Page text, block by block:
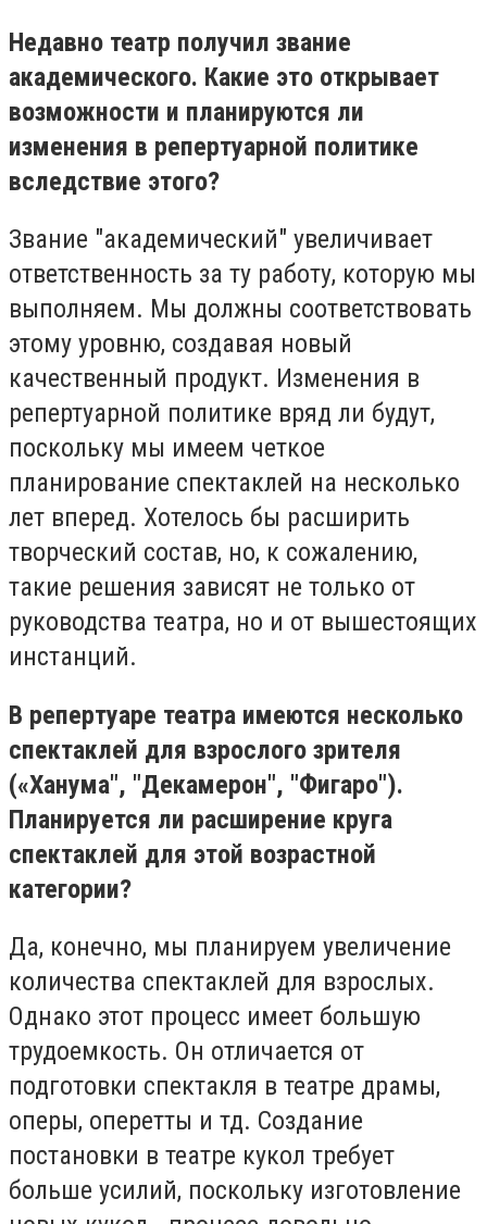
Недавно театр получил звание
академического. Какие это открывает
возможности и планируются ли
изменения в репертуарной политике
вследствие этого?
Звание "академический" увеличивает
ответственность за ту работу, которую мы
выполняем. Мы должны соответствовать
этому уровню, создавая новый
качественный продукт. Изменения в
репертуарной политике вряд ли будут,
поскольку мы имеем четкое
планирование спектаклей на несколько
лет вперед. Хотелось бы расширить
творческий состав, но, к сожалению,
такие решения зависят не только от
руководства театра, но и от вышестоящих
инстанций.
В репертуаре театра имеются несколько
спектаклей для взрослого зрителя
(«Ханума", "Декамерон", "Фигаро").
Планируется ли расширение круга
спектаклей для этой возрастной
категории?
Да, конечно, мы планируем увеличение
количества спектаклей для взрослых.
Однако этот процесс имеет большую
трудоемкость. Он отличается от
подготовки спектакля в театре драмы,
оперы, оперетты и тд. Создание
постановки в театре кукол требует
больше усилий, поскольку изготовление